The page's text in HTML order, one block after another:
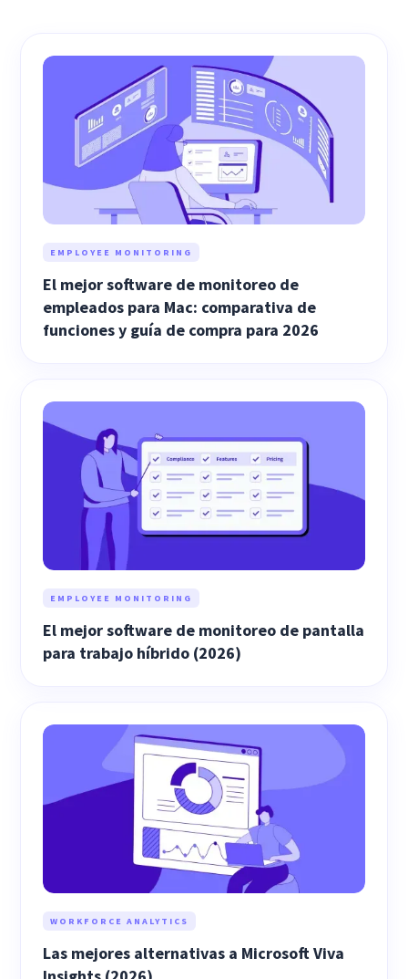
EMPLOYEE MONITORING
El mejor software de monitoreo de
empleados para Mac: comparativa de
funciones y guía de compra para 2026
EMPLOYEE MONITORING
El mejor software de monitoreo de pantalla
para trabajo híbrido (2026)
WORKFORCE ANALYTICS
Las mejores alternativas a Microsoft Viva